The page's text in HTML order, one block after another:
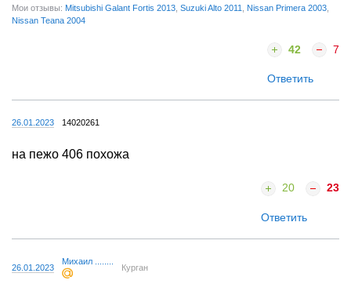
Мои отзывы: Mitsubishi Galant Fortis 2013 Suzuki Alto 2011 Nissan Primera 2003
Nissan Teana 2004
42 7
Ответить
26.01.2023 14020261
на пежо 406 похожа
20 23
Ответить
26.01.2023
Михаил ........
Курган